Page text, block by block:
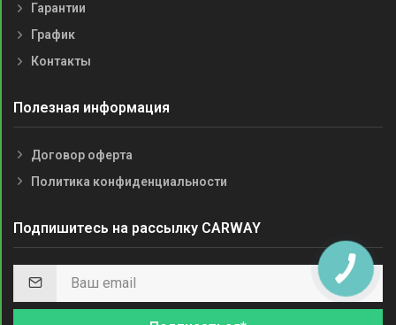
Гарантии
График
Контакты
Полезная информация
Договор оферта
Политика конфиденциальности
Подпишитесь на рассылку CARWAY
КНОПКА
СВЯЗИ